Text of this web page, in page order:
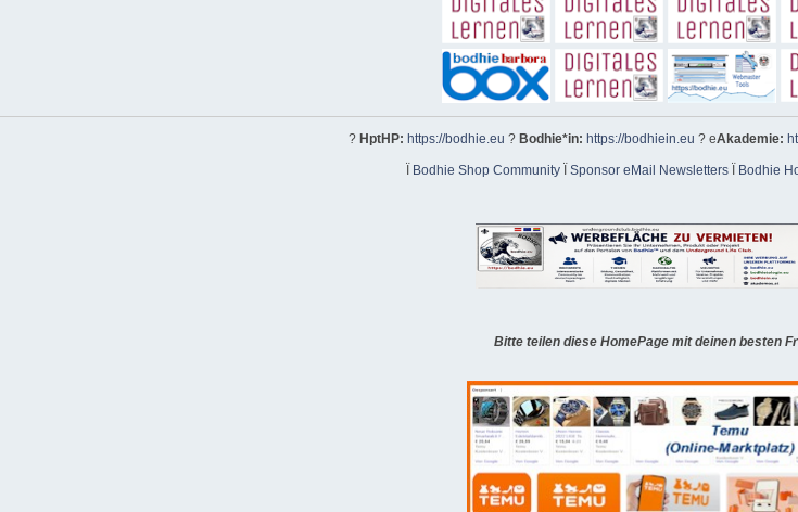
? HptHP: https://bodhie.eu ? Bodhie*in: https://bodhiein.eu ? eAkademie:
Ï Bodhie Shop CommunityÏ Sponsor eMail NewslettersÏ Bodhie
Bitte teilen diese HomePage mit deinen besten